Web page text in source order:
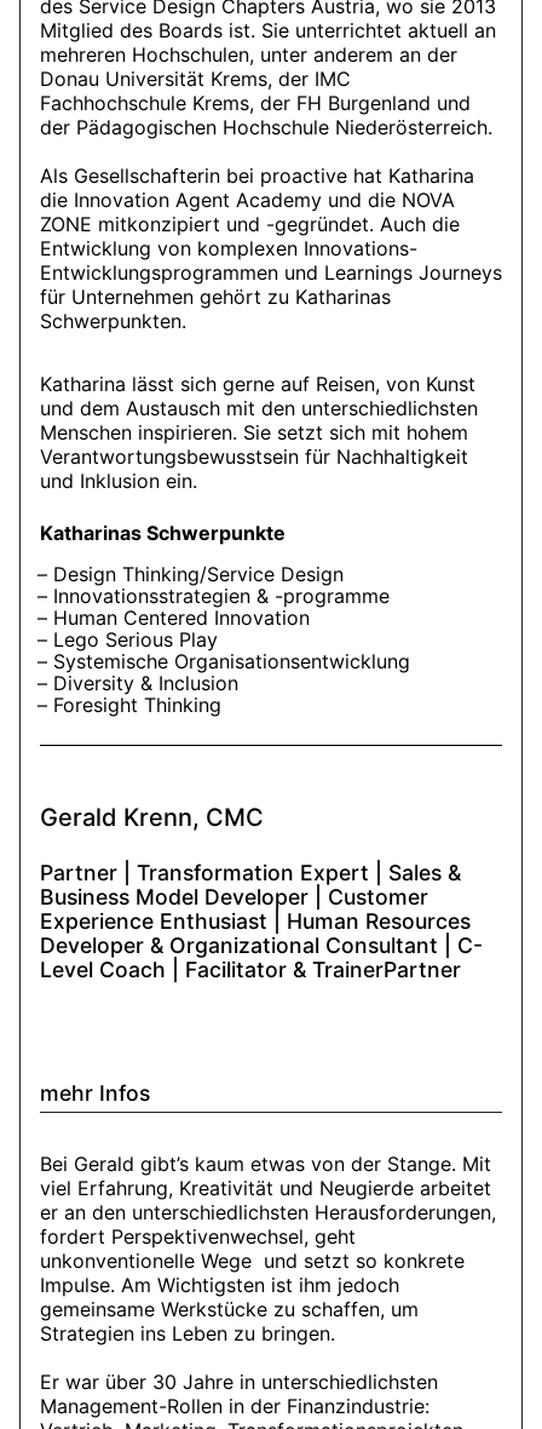
des Service Design Chapters Austria, wo sie 2013
Mitglied des Boards ist. Sie unterrichtet aktuell an
mehreren Hochschulen, unter anderem an der
Donau Universität Krems, der IMC
Fachhochschule Krems, der FH Burgenland und
der Pädagogischen Hochschule Niederösterreich.
Als Gesellschafterin bei proactive hat Katharina
die Innovation Agent Academy und die NOVA
ZONE mitkonzipiert und -gegründet. Auch die
Entwicklung von komplexen Innovations-
Entwicklungsprogrammen und Learnings Journeys
für Unternehmen gehört zu Katharinas
Schwerpunkten.
Katharina lässt sich gerne auf Reisen, von Kunst
und dem Austausch mit den unterschiedlichsten
Menschen inspirieren. Sie setzt sich mit hohem
Verantwortungsbewusstsein für Nachhaltigkeit
und Inklusion ein.
Katharinas Schwerpunkte
Design Thinking/Service Design
Innovationsstrategien & -programme
Human Centered Innovation
Lego Serious Play
Systemische Organisationsentwicklung
Diversity & Inclusion
Foresight Thinking
Gerald Krenn, CMC
Partner | Transformation Expert | Sales &
Business Model Developer | Customer
Experience Enthusiast | Human Resources
Developer & Organizational Consultant | C-
Level Coach | Facilitator & TrainerPartner
mehr Infos
Bei Gerald gibt’s kaum etwas von der Stange. Mit
viel Erfahrung, Kreativität und Neugierde arbeitet
er an den unterschiedlichsten Herausforderungen,
fordert Perspektivenwechsel, geht
unkonventionelle Wege und setzt so konkrete
Impulse. Am Wichtigsten ist ihm jedoch
gemeinsame Werkstücke zu schaffen, um
Strategien ins Leben zu bringen.
Er war über 30 Jahre in unterschiedlichsten
Management-Rollen in der Finanzindustrie: